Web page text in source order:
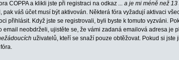
COPPA a klikli jste při registraci na odkaz ... a je mi méně než 13
pak váš účet musí být aktivován. Některá fóra vyžadují aktivaci
přihlásit. Když jste se registrovali, byli byste k tomuto vyzváni.
email neobdrželi, ujistěte se, že vámi zadaná emailová adresa je
uživatelů, kteří se snaží pouze obtěžovat. Pokud si